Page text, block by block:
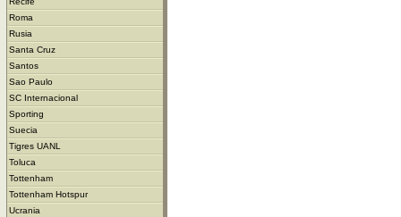
Roma
Rusia
Santa Cruz
Santos
Sao Paulo
SC Internacional
Sporting
Suecia
Tigres UANL
Toluca
Tottenham
Tottenham Hotspur
Ucrania